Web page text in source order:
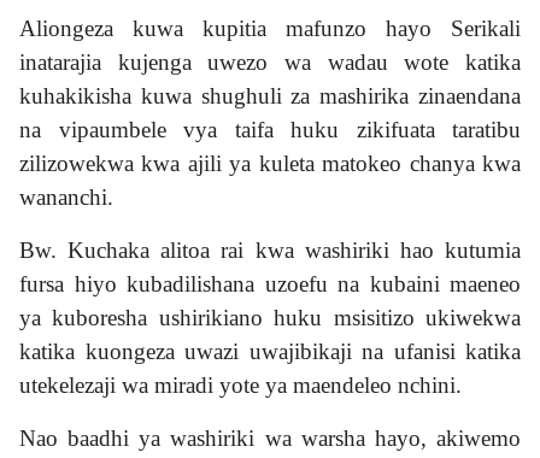
Aliongeza kuwa kupitia mafunzo hayo Serikali
inatarajia kujenga uwezo wa wadau wote katika
kuhakikisha kuwa shughuli za mashirika zinaendana
na vipaumbele vya taifa huku zikifuata taratibu
zilizowekwa kwa ajili ya kuleta matokeo chanya kwa
wananchi.
Bw. Kuchaka alitoa rai kwa washiriki hao kutumia
fursa hiyo kubadilishana uzoefu na kubaini maeneo
ya kuboresha ushirikiano huku msisitizo ukiwekwa
katika kuongeza uwazi uwajibikaji na ufanisi katika
utekelezaji wa miradi yote ya maendeleo nchini.
Nao baadhi ya washiriki wa warsha hayo, akiwemo